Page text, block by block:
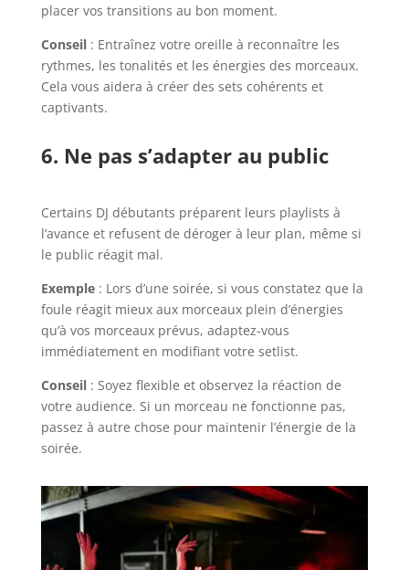
placer vos transitions au bon moment.
Conseil: Entraînez votre oreille à reconnaître les
rythmes, les tonalités et les énergies des morceaux.
Cela vous aidera à créer des sets cohérents et
captivants.
6. Ne pas s’adapter au public
Certains DJ débutants préparent leurs playlists à
l’avance et refusent de déroger à leur plan, même si
le public réagit mal.
Exemple: Lors d’une soirée, si vous constatez que la
foule réagit mieux aux morceaux plein d’énergies
qu’à vos morceaux prévus, adaptez-vous
immédiatement en modifiant votre setlist.
Conseil: Soyez flexible et observez la réaction de
votre audience. Si un morceau ne fonctionne pas,
passez à autre chose pour maintenir l’énergie de la
soirée.